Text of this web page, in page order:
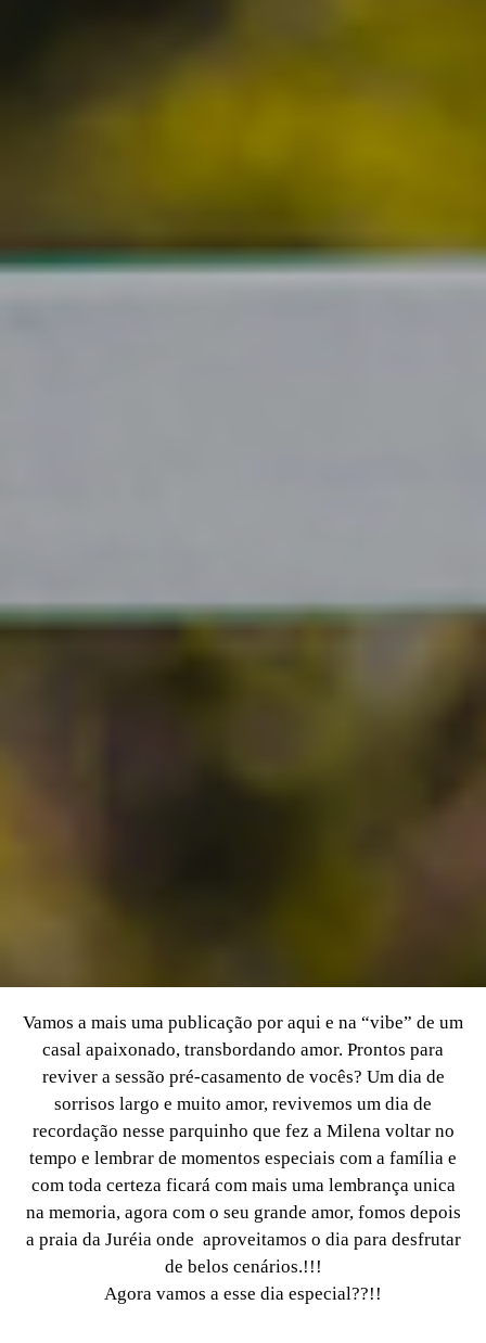
Vamos a mais uma publicação por aqui e na “vibe” de um
casal apaixonado, transbordando amor. Prontos para
reviver a sessão pré-casamento de vocês? Um dia de
sorrisos largo e muito amor, revivemos um dia de
recordação nesse parquinho que fez a Milena voltar no
tempo e lembrar de momentos especiais com a família e
com toda certeza ficará com mais uma lembrança unica
na memoria, agora com o seu grande amor, fomos depois
a praia da Juréia onde aproveitamos o dia para desfrutar
de belos cenários.!!!
Agora vamos a esse dia especial??!!